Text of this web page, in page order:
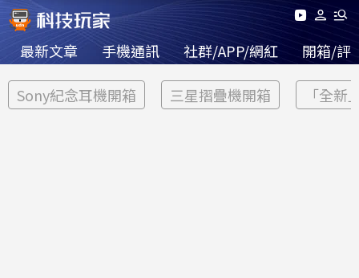
最新文章 手機通訊 社群/APP/網紅 開箱/評
Sony紀念耳機開箱 三星摺疊機開箱 「全新